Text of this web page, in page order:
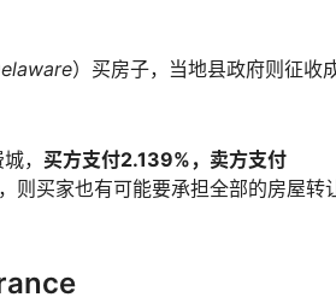
）买房子，当地县政府则征收
， 买方支付2.139%，卖方支付
则买家也有可能要承担全部的房屋转